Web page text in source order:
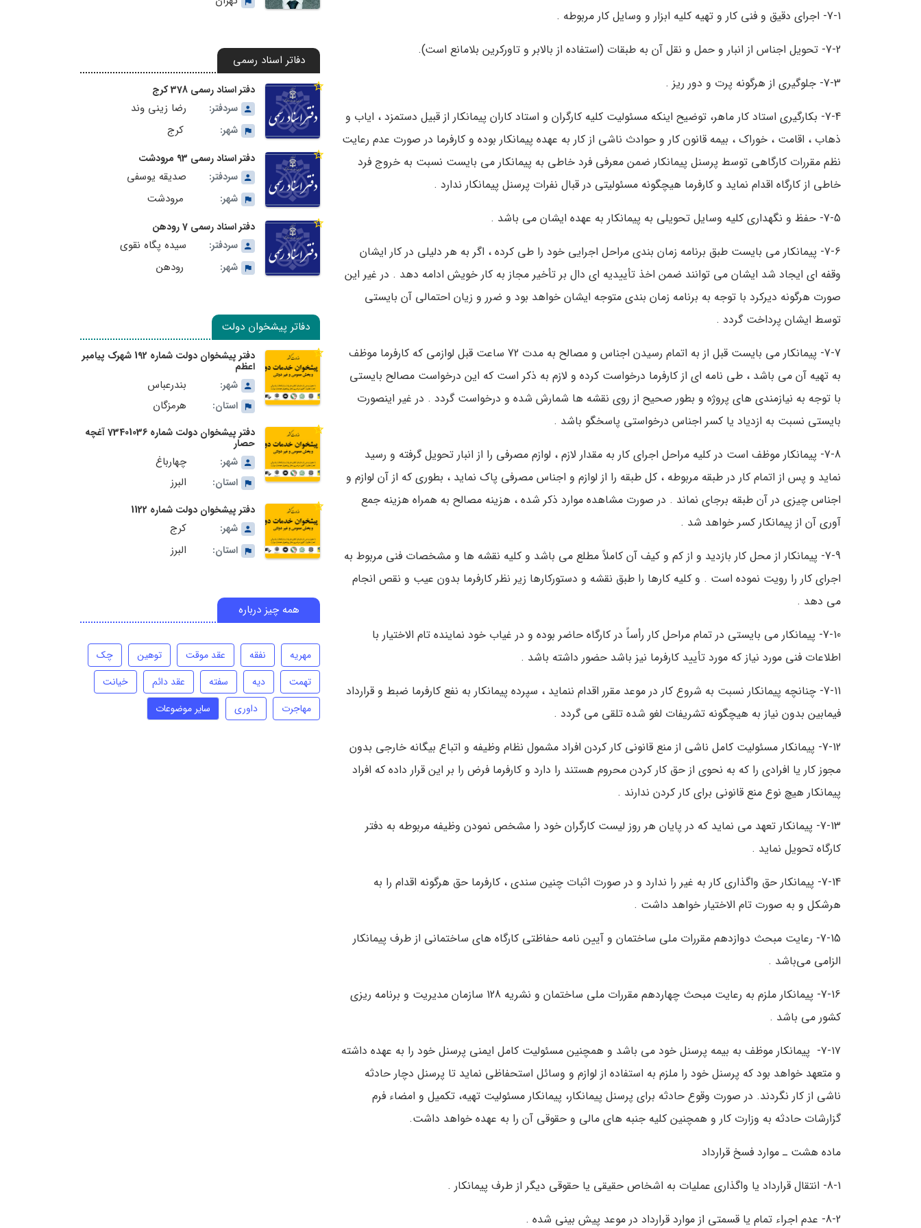
7-1- اجرای دقیق و فنی کار و تهیه کلیه ابزار و وسایل کار مربوطه .
7-2- تحویل اجناس از انبار و حمل و نقل آن به طبقات (استفاده از بالابر و تاورکرین بلامانع است).
7-3- جلوگیری از هرگونه پرت و دور ریز .
7-4- بکارگیری استاد کار ماهر، توضیح اینکه مسئولیت کلیه کارگران و استاد کاران پیمانکار از قبیل دستمزد ، ایاب و
ذهاب ، اقامت ، خوراک ، بیمه قانون کار و حوادث ناشی از کار به عهده پیمانکار بوده و کارفرما در صورت عدم رعایت
نظم مقررات کارگاهی توسط پرسنل پیمانکار ضمن معرفی فرد خاطی به پیمانکار می بایست نسبت به خروج فرد
خاطی از کارگاه اقدام نماید و کارفرما هیچگونه مسئولیتی در قبال نفرات پرسنل پیمانکار ندارد .
7-5- حفظ و نگهداری کلیه وسایل تحویلی به پیمانکار به عهده ایشان می باشد .
7-6- پیمانکار می بایست طبق برنامه زمان بندی مراحل اجرایی خود را طی کرده ، اگر به هر دلیلی در کار ایشان
وقفه ای ایجاد شد ایشان می توانند ضمن اخذ تأییدیه ای دال بر تأخیر مجاز به کار خویش ادامه دهد . در غیر این
صورت هرگونه دیرکرد با توجه به برنامه زمان بندی متوجه ایشان خواهد بود و ضرر و زیان احتمالی آن بایستی
توسط ایشان پرداخت گردد .
7-7- پیمانکار می بایست قبل از به اتمام رسیدن اجناس و مصالح به مدت 72 ساعت قبل لوازمی که کارفرما موظف
به تهیه آن می باشد ، طی نامه ای از کارفرما درخواست کرده و لازم به ذکر است که این درخواست مصالح بایستی
با توجه به نیازمندی های پروژه و بطور صحیح از روی نقشه ها شمارش شده و درخواست گردد . در غیر اینصورت
بایستی نسبت به ازدیاد یا کسر اجناس درخواستی پاسخگو باشد .
7-8- پیمانکار موظف است در کلیه مراحل اجرای کار به مقدار لازم ، لوازم مصرفی را از انبار تحویل گرفته و رسید
نماید و پس از اتمام کار در طبقه مربوطه ، کل طبقه را از لوازم و اجناس مصرفی پاک نماید ، بطوری که از آن لوازم و
اجناس چیزی در آن طبقه برجای نماند . در صورت مشاهده موارد ذکر شده ، هزینه مصالح به همراه هزینه جمع
آوری آن از پیمانکار کسر خواهد شد .
7-9- پیمانکار از محل کار بازدید و از کم و کیف آن کاملاً مطلع می باشد و کلیه نقشه ها و مشخصات فنی مربوط به
اجرای کار را رویت نموده است . و کلیه کارها را طبق نقشه و دستورکارها زیر نظر کارفرما بدون عیب و نقص انجام
می دهد .
7-10- پیمانکار می بایستی در تمام مراحل کار رأساً در کارگاه حاضر بوده و در غیاب خود نماینده تام الاختیار با
اطلاعات فنی مورد نیاز که مورد تأیید کارفرما نیز باشد حضور داشته باشد .
7-11- چنانچه پیمانکار نسبت به شروع کار در موعد مقرر اقدام ننماید ، سپرده پیمانکار به نفع کارفرما ضبط و قرارداد
فیمابین بدون نیاز به هیچگونه تشریفات لغو شده تلقی می گردد .
7-12- پیمانکار مسئولیت کامل ناشی از منع قانونی کار کردن افراد مشمول نظام وظیفه و اتباع بیگانه خارجی بدون
مجوز کار یا افرادی را که به نحوی از حق کار کردن محروم هستند را دارد و کارفرما فرض را بر این قرار داده که افراد
پیمانکار هیچ نوع منع قانونی برای کار کردن ندارند .
7-13- پیمانکار تعهد می نماید که در پایان هر روز لیست کارگران خود را مشخص نمودن وظیفه مربوطه به دفتر
کارگاه تحویل نماید .
7-14- پیمانکار حق واگذاری کار به غیر را ندارد و در صورت اثبات چنین سندی ، کارفرما حق هرگونه اقدام را به
هرشکل و به صورت تام الاختیار خواهد داشت .
7-15- رعایت مبحث دوازدهم مقررات ملی ساختمان و آیین نامه حفاظتی کارگاه های ساختمانی از طرف پیمانکار
الزامی می‌باشد .
7-16- پیمانکار ملزم به رعایت مبحث چهاردهم مقررات ملی ساختمان و نشریه 128 سازمان مدیریت و برنامه ریزی
کشور می باشد .
۷-۱۷-
پیمانکار موظف به بیمه پرسنل خود می باشد و همچنین مسئولیت کامل ایمنی پرسنل خود را به عهده داشته
و متعهد خواهد بود که پرسنل خود را ملزم به استفاده از لوازم و وسائل استحفاظی نماید تا پرسنل دچار حادثه
ناشی از کار نگردند. در صورت وقوع حادثه برای پرسنل پیمانکار، پیمانکار مسئولیت تهیه، تکمیل و امضاء فرم
گزارشات حادثه به وزارت کار و همچنین کلیه جنبه های مالی و حقوقی آن را به عهده خواهد داشت.
ماده هشت ـ موارد فسخ قرارداد
8-1- انتقال قرارداد یا واگذاری عملیات به اشخاص حقیقی یا حقوقی دیگر از طرف پیمانکار .
8-2- عدم اجراء تمام یا قسمتی از موارد قرارداد در موعد پیش بینی شده .
دفاتر اسناد رسمی
دفتر اسناد رسمی 378 کرج
سردفتر:
رضا زینی وند
شهر: کرج
دفتر اسناد رسمی 93 مرودشت
سردفتر:
صدیقه یوسفی
شهر: مرودشت
دفتر اسناد رسمی 7 رودهن
سردفتر:
سیده پگاه نقوی
شهر: رودهن
دفاتر پیشخوان دولت
دفتر پیشخوان دولت شماره 192 شهرک پیامبر
اعظم
شهر:
بندرعباس
استان: هرمزگان
دفتر پیشخوان دولت شماره 73401036 آغچه
حصار
شهر:
چهارباغ
استان: البرز
دفتر پیشخوان دولت شماره 1122
شهر:
کرج
استان: البرز
همه چیز درباره
مهریه نفقه عقد موقت توهین
چک
تهمت
دیه سفته عقد دائم
خیانت
مهاجرت
داوری سایر موضوعات